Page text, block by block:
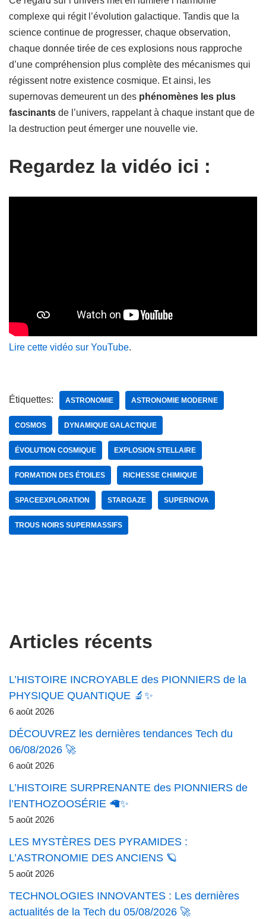
complexe qui régit l’évolution galactique. Tandis que la
science continue de progresser, chaque observation,
chaque donnée tirée de ces explosions nous rapproche
d’une compréhension plus complète des mécanismes qui
régissent notre existence cosmique. Et ainsi, les
supernovas demeurent un des phénomènes les plus
fascinants de l’univers, rappelant à chaque instant que de
la destruction peut émerger une nouvelle vie.
Regardez la vidéo ici :
Lire cette vidéo sur YouTube.
Étiquettes: ASTRONOMIE ASTRONOMIE MODERNE
COSMOS DYNAMIQUE GALACTIQUE
ÉVOLUTION COSMIQUE EXPLOSION STELLAIRE
FORMATION DES ÉTOILES RICHESSE CHIMIQUE
SPACEEXPLORATION STARGAZE SUPERNOVA
TROUS NOIRS SUPERMASSIFS
Articles récents
L’HISTOIRE INCROYABLE des PIONNIERS de la
PHYSIQUE QUANTIQUE 🔬✨
6 août 2026
DÉCOUVREZ les dernières tendances Tech du
06/08/2026 🚀
6 août 2026
L’HISTOIRE SURPRENANTE des PIONNIERS de
l’ENTHOZOOSÉRIE 🦙✨
5 août 2026
LES MYSTÈRES DES PYRAMIDES :
L’ASTRONOMIE DES ANCIENS 🪐
5 août 2026
TECHNOLOGIES INNOVANTES : Les dernières
actualités de la Tech du 05/08/2026 🚀